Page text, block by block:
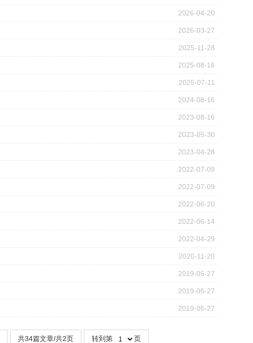
2026-04-20
2026-03-27
2025-11-28
2025-08-16
2025-07-11
2024-08-16
2023-08-16
2023-05-30
2023-04-28
2022-07-09
2022-07-09
2022-06-20
2022-06-14
2022-04-29
2020-11-20
2019-05-27
2019-05-27
2019-05-27
共34篇文章/共2页 转到第 页